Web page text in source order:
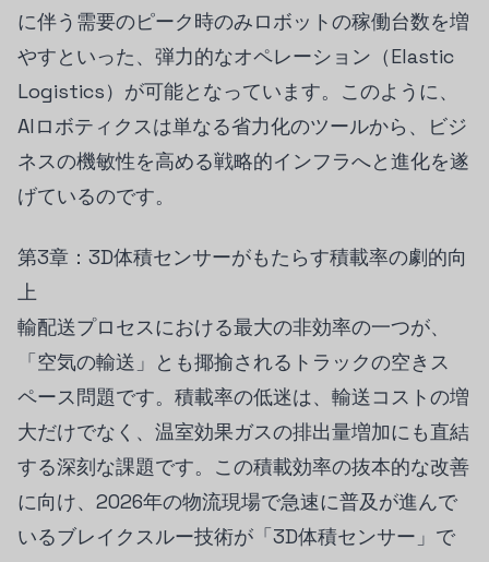
に伴う需要のピーク時のみロボットの稼働台数を増
やすといった、弾力的なオペレーション（Elastic
Logistics）が可能となっています。このように、
AIロボティクスは単なる省力化のツールから、ビジ
ネスの機敏性を高める戦略的インフラへと進化を遂
げているのです。
第3章：3D体積センサーがもたらす積載率の劇的向
上
輸配送プロセスにおける最大の非効率の一つが、
「空気の輸送」とも揶揄されるトラックの空きス
ペース問題です。積載率の低迷は、輸送コストの増
大だけでなく、温室効果ガスの排出量増加にも直結
する深刻な課題です。この積載効率の抜本的な改善
に向け、2026年の物流現場で急速に普及が進んで
いるブレイクスルー技術が「3D体積センサー」で